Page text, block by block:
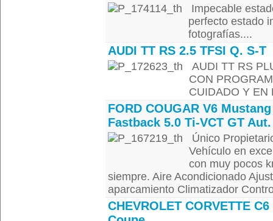
Impecable
perfecto estado
fotografías....
AUDI TT RS 2.5 TFSI Q. S-T
AUDI TT RS
CON
CUIDADO Y EN
FORD COUGAR V6 Mustang
Fastback 5.0 Ti-VCT GT Aut.
Único
Vehículo en
con muy pocos
siempre. Aire Acondicionado
aparcamiento Climatizador
CHEVROLET CORVETTE C6